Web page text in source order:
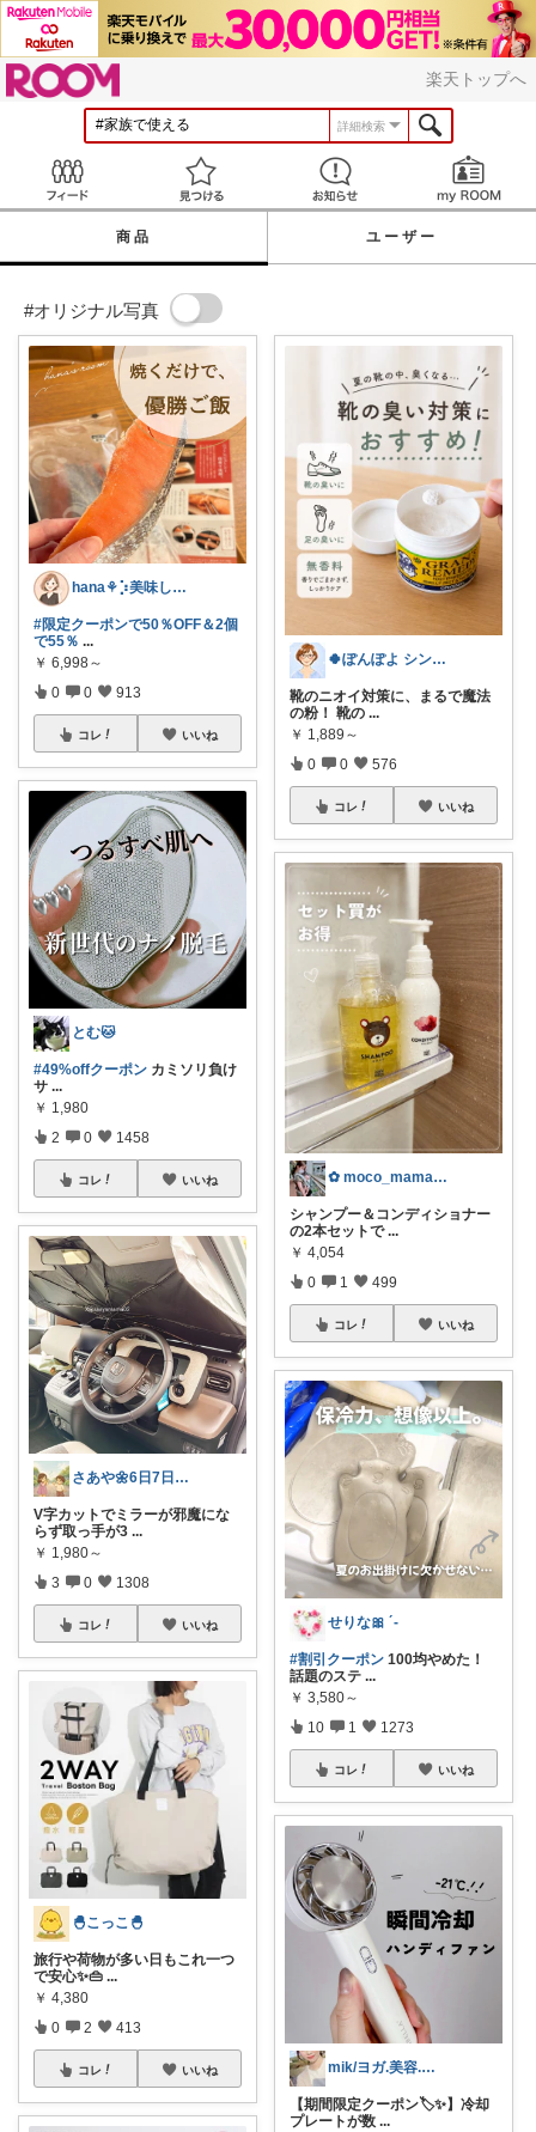
楽天トップへ
詳細検索
見つける お知らせ
商品 ユーザー
#オリジナル写真
hana‎‎⚘⡱美味しい暮らし🤍𐙚
#限定クーポンで50％OFF＆2個
で55％ ...
￥ 6,998～
0 0 913
コレ いいね
とむ🐱
#49%offクーポン ​カミソリ負け
サ ...
￥ 1,980
2 0 1458
コレ いいね
さあや🌼6日7日有難うございます
V字カットでミラーが邪魔にな
らず取っ手が3 ...
￥ 1,980～
3 0 1308
コレ いいね
🐣こっこ🐣
旅行や荷物が多い日もこれ一つ
で安心✨👜 ...
￥ 4,380
0 2 413
コレ いいね
🍀ぽんぽよ シンプル時短ライフ🍀
靴のニオイ対策に、まるで魔法
の粉！ 靴の ...
￥ 1,889～
0 0 576
コレ いいね
✿ moco_mama_life ✿
シャンプー＆コンディショナー
の2本セットで ...
￥ 4,054
0 1 499
コレ いいね
せりな🎀 ´-
#割引クーポン 100均やめた！
話題のステ ...
￥ 3,580～
10 1 1273
コレ いいね
mik/ヨガ.美容.ファッション𓂃.✿
【期間限定クーポン🏷️✨】冷却
プレートが数 ...